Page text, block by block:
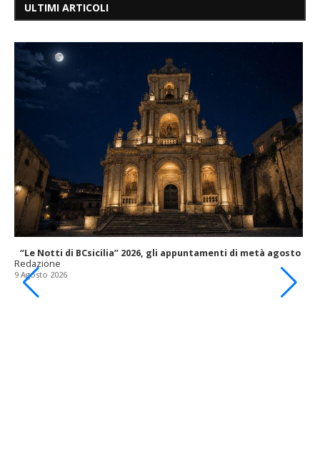
ULTIMI ARTICOLI
“Le Notti di BCsicilia” 2026, gli appuntamenti di metà agosto
Redazione
9 Agosto 2026